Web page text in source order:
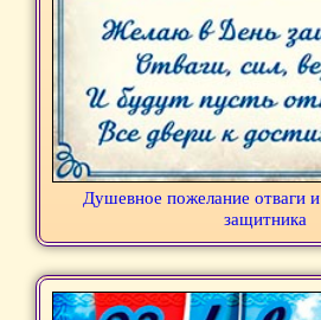
Душевное пожелание отваги
защитника